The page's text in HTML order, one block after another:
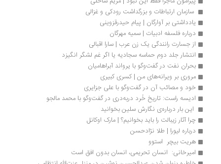
سازمان ارتباطات و بزرگداشت رودکی و غزالی
یادداشتی بر آوارگان | پیام حیدرقزوینی
درباره فلسفه ادبیات | سمیه مهرگان
از جسارت رانندگی یک زن عرب | سارا اقبالی
انتشار جلد دوم حماسه سجادیه یا اگر غم لشگر انگیزد
بحران نفت در گفت‌وگو با یرواند آبراهامیان
مروری بر ویرانه‎‌های من | کسری کبیری
خود و مصائب آن در گفت‌وگو با علی جزایری
ادیسه راست: تاریخ خُرد دربه‌دری در گفت‌وگو با محمد مالجو
این بار درباره‌ی نگارش سلین بخوانید
چرا آثار زیبالت را باید بخوانیم؟ | مارک اوکانل
درباره لیورا | طلا نژادحسن
هریت بیچر  استوو
امیرخانی:  انسان تحریمی، انسان بدون افق است